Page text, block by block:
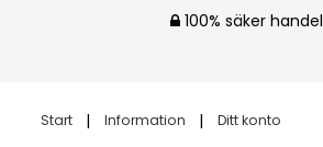
100% säker handel
Start Information Ditt konto